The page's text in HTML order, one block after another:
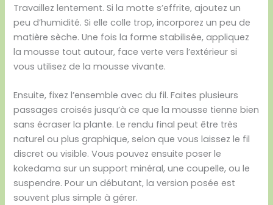
Travaillez lentement. Si la motte s’effrite, ajoutez un
peu d’humidité. Si elle colle trop, incorporez un peu de
matière sèche. Une fois la forme stabilisée, appliquez
la mousse tout autour, face verte vers l’extérieur si
vous utilisez de la mousse vivante.
Ensuite, fixez l’ensemble avec du fil. Faites plusieurs
passages croisés jusqu’à ce que la mousse tienne bien
sans écraser la plante. Le rendu final peut être très
naturel ou plus graphique, selon que vous laissez le fil
discret ou visible. Vous pouvez ensuite poser le
kokedama sur un support minéral, une coupelle, ou le
suspendre. Pour un débutant, la version posée est
souvent plus simple à gérer.